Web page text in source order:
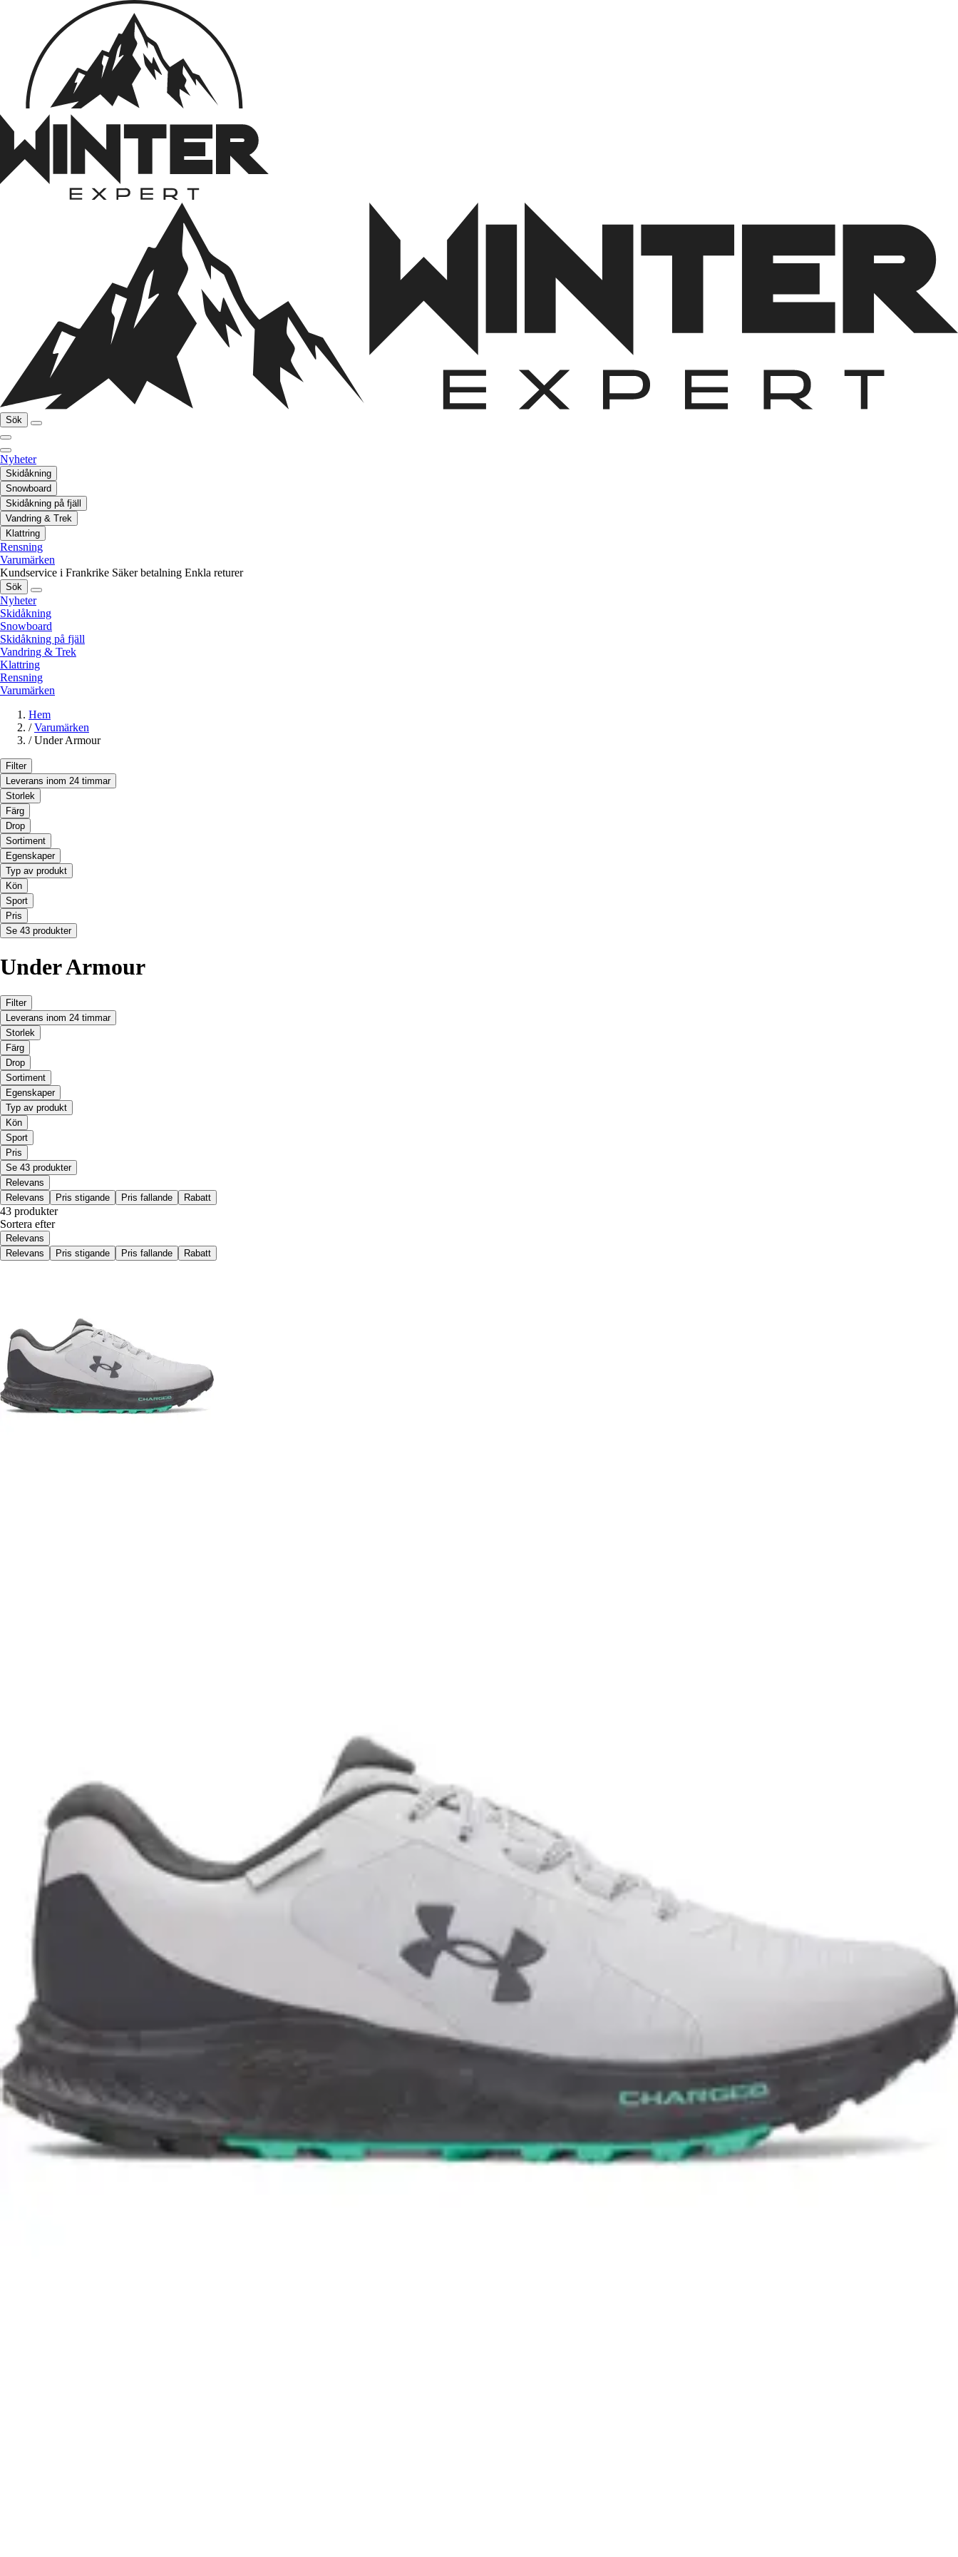
Sök
Nyheter
Skidåkning
Snowboard
Skidåkning på fjäll
Vandring & Trek
Klattring
Rensning
Varumärken
Kundservice i Frankrike Säker betalning Enkla returer
Sök
Nyheter
Skidåkning
Snowboard
Skidåkning på fjäll
Vandring & Trek
Klattring
Rensning
Varumärken
Hem
/ Varumärken
/ Under Armour
Filter
Leverans inom 24 timmar
Storlek
Färg
Drop
Sortiment
Egenskaper
Typ av produkt
Kön
Sport
Pris
Se 43 produkter
Under Armour
Filter
Leverans inom 24 timmar
Storlek
Färg
Drop
Sortiment
Egenskaper
Typ av produkt
Kön
Sport
Pris
Se 43 produkter
Relevans
Relevans
Pris stigande Pris fallande Rabatt
43 produkter
Sortera efter
Relevans
Relevans
Pris stigande Pris fallande Rabatt